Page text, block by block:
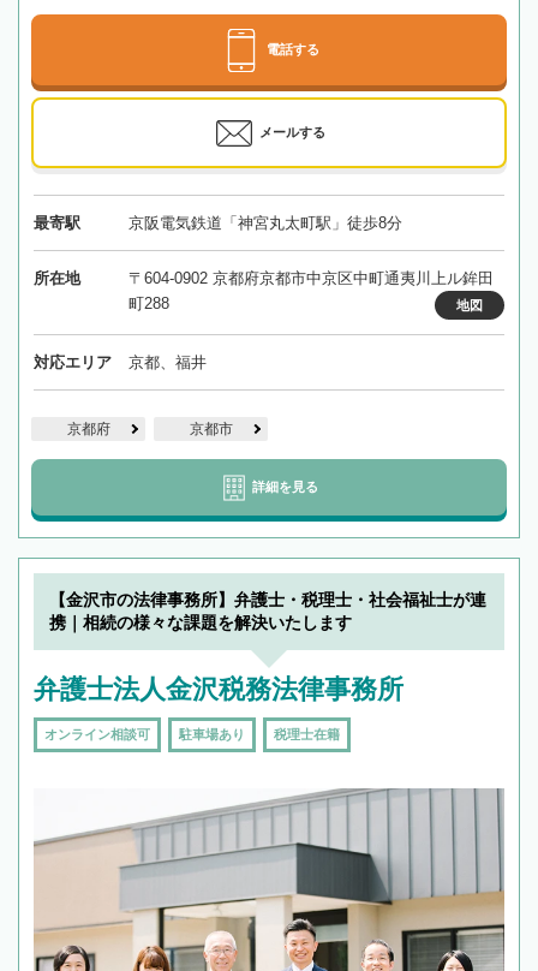
電話する
メールする
最寄駅 京阪電気鉄道「神宮丸太町駅」徒歩8分
所在地
〒604-0902 京都府京都市中京区中町通夷川上ル鉾田
町288
地図
対応エリア 京都、福井
京都府 京都市
詳細を見る
【金沢市の法律事務所】弁護士・税理士・社会福祉士が連
携｜相続の様々な課題を解決いたします
弁護士法人金沢税務法律事務所
オンライン相談可 駐車場あり 税理士在籍